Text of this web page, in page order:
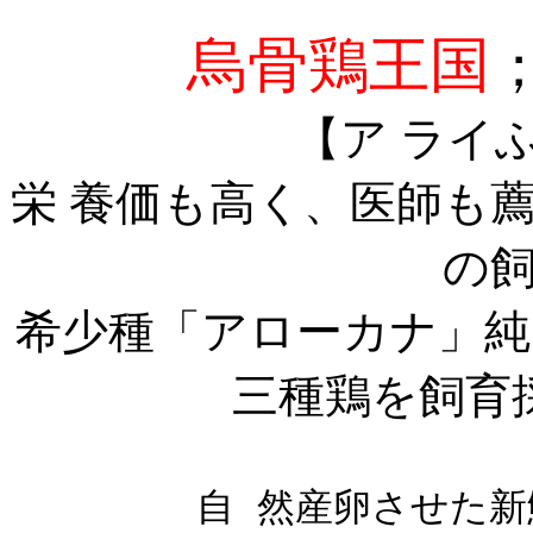
烏骨鶏王国
【ア ライ
栄 養価も高く、医師も
の
希少種「アローカナ」
三種鶏を飼育
自 然産卵させた